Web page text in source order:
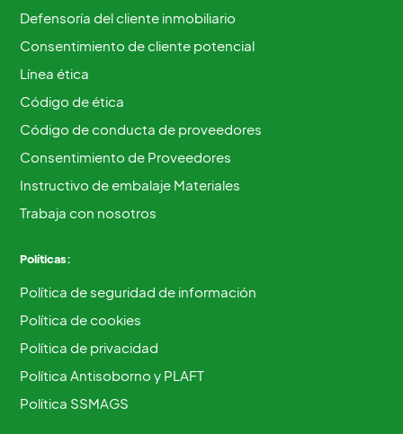
Defensoría del cliente inmobiliario
Consentimiento de cliente potencial
Línea ética
Código de ética
Código de conducta de proveedores
Consentimiento de Proveedores
Instructivo de embalaje Materiales
Trabaja con nosotros
Políticas:
Política de seguridad de información
Política de cookies
Política de privacidad
Política Antisoborno y PLAFT
Política SSMAGS